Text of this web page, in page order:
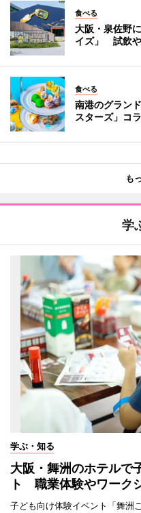
食べる
大阪・泉佐野
イズ」 試飲
食べる
南港のグラン
スターズ」コ
も
学
学ぶ・知る
大阪・舞洲のホテルで
ト 職業体験やワーク
子ども向け体験イベント「舞洲